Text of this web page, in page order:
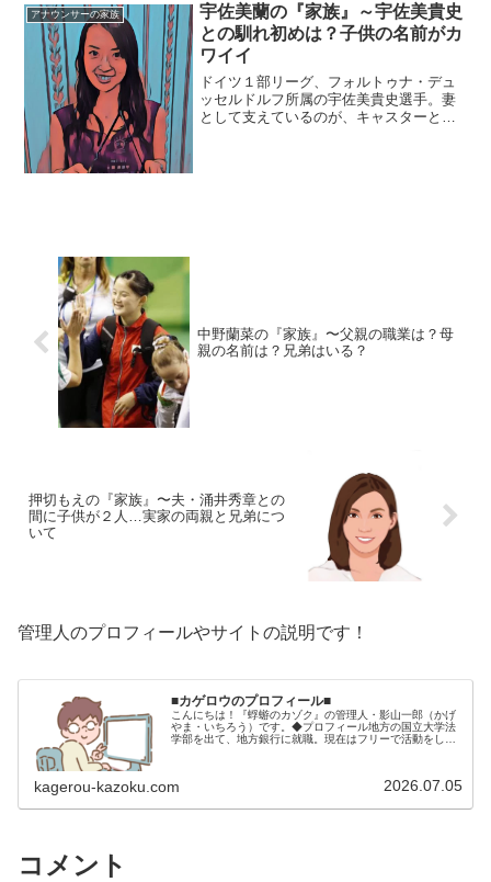
アナウンサーの家族
宇佐美蘭の『家族』～宇佐美貴史
との馴れ初めは？子供の名前がカ
ワイイ
ドイツ１部リーグ、フォルトゥナ・デュ
ッセルドルフ所属の宇佐美貴史選手。妻
として支えているのが、キャスターとし
中野蘭菜の『家族』〜父親の職業は？母
親の名前は？兄弟はいる？
押切もえの『家族』〜夫・涌井秀章との
間に子供が２人…実家の両親と兄弟につ
いて
管理人のプロフィールやサイトの説明です！
■カゲロウのプロフィール■
こんにちは！『蜉蝣のカゾク』の管理人・影山一郎（かげ
やま・いちろう）です。◆プロフィール地方の国立大学法
学部を出て、地方銀行に就職。現在はフリーで活動をして
kagerou-kazoku.com 2026.07.05
コメント